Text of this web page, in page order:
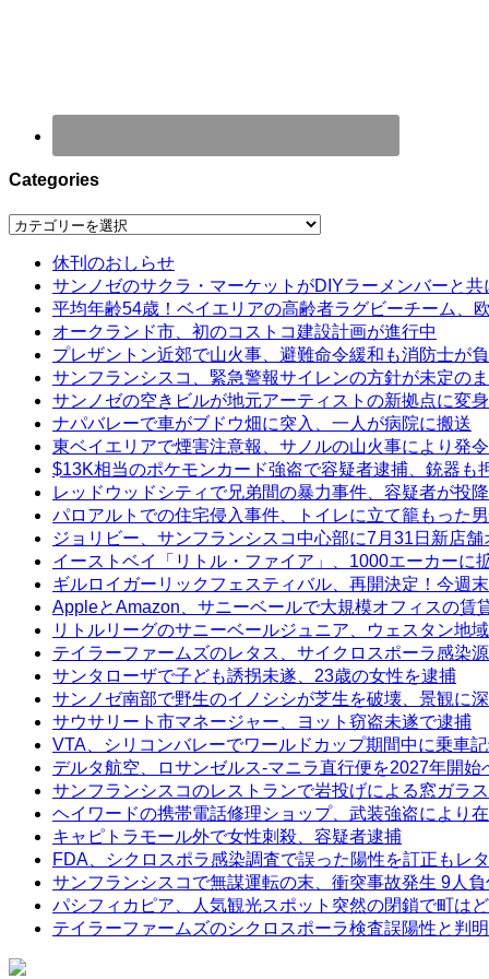
Categories
Categories
休刊のおしらせ
サンノゼのサクラ・マーケットがDIYラーメンバーと共
平均年齢54歳！ベイエリアの高齢者ラグビーチーム、
オークランド市、初のコストコ建設計画が進行中
プレザントン近郊で山火事、避難命令緩和も消防士が
サンフランシスコ、緊急警報サイレンの方針が未定の
サンノゼの空きビルが地元アーティストの新拠点に変身
ナパバレーで車がブドウ畑に突入、一人が病院に搬送
東ベイエリアで煙害注意報、サノルの山火事により発令
$13K相当のポケモンカード強盗で容疑者逮捕、銃器も
レッドウッドシティで兄弟間の暴力事件、容疑者が投降
パロアルトでの住宅侵入事件、トイレに立て籠もった
ジョリビー、サンフランシスコ中心部に7月31日新店舗
イーストベイ「リトル・ファイア」、1000エーカーに
ギルロイガーリックフェスティバル、再開決定！今週
AppleとAmazon、サニーベールで大規模オフィスの賃
リトルリーグのサニーベールジュニア、ウェスタン地
テイラーファームズのレタス、サイクロスポーラ感染
サンタローザで子ども誘拐未遂、23歳の女性を逮捕
サンノゼ南部で野生のイノシシが芝生を破壊、景観に
サウサリート市マネージャー、ヨット窃盗未遂で逮捕
VTA、シリコンバレーでワールドカップ期間中に乗車
デルタ航空、ロサンゼルス-マニラ直行便を2027年開始
サンフランシスコのレストランで岩投げによる窓ガラ
ヘイワードの携帯電話修理ショップ、武装強盗により
キャピトラモール外で女性刺殺、容疑者逮捕
FDA、シクロスポラ感染調査で誤った陽性を訂正もレ
サンフランシスコで無謀運転の末、衝突事故発生 9人負
パシフィカピア、人気観光スポット突然の閉鎖で町は
テイラーファームズのシクロスポーラ検査誤陽性と判